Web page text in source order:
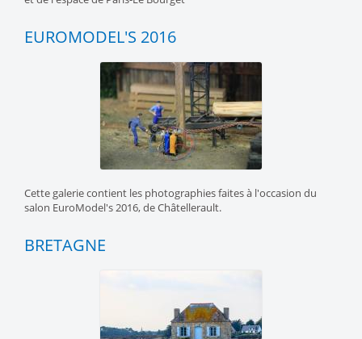
EUROMODEL'S 2016
Cette galerie contient les photographies faites à l'occasion du
salon EuroModel's 2016, de Châtellerault.
BRETAGNE